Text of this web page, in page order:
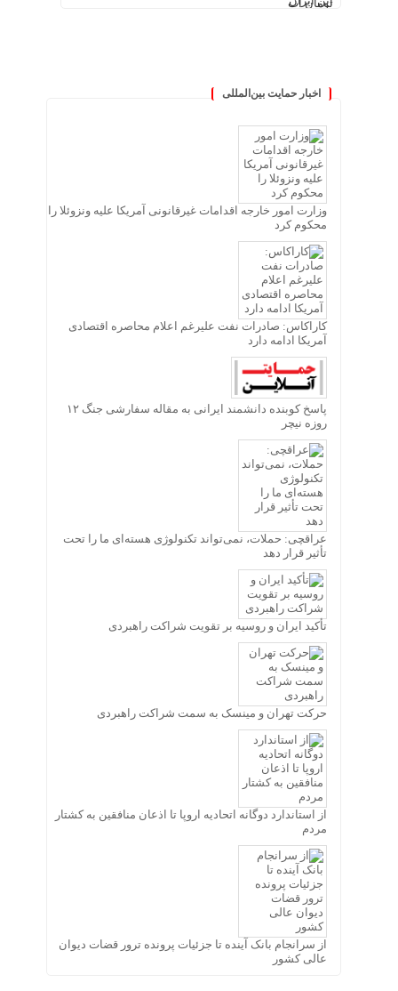
اخبار حمایت بین‌المللی
وزارت امور خارجه اقدامات غیرقانونی آمریکا علیه ونزوئلا را
محکوم کرد
کاراکاس: صادرات نفت علیرغم اعلام محاصره اقتصادی
آمریکا ادامه دارد
پاسخ کوبنده دانشمند ایرانی به مقاله سفارشی جنگ ۱۲
روزه نیچر
عراقچی: حملات، نمی‌تواند تکنولوژی هسته‌ای ما را تحت
تأثیر قرار دهد
تأکید ایران و روسیه بر تقویت شراکت راهبردی
حرکت تهران و مینسک به سمت شراکت راهبردی
از استاندارد دوگانه اتحادیه اروپا تا اذعان منافقین به کشتار
مردم
از سرانجام بانک آینده تا جزئیات پرونده ترور قضات دیوان
عالی کشور